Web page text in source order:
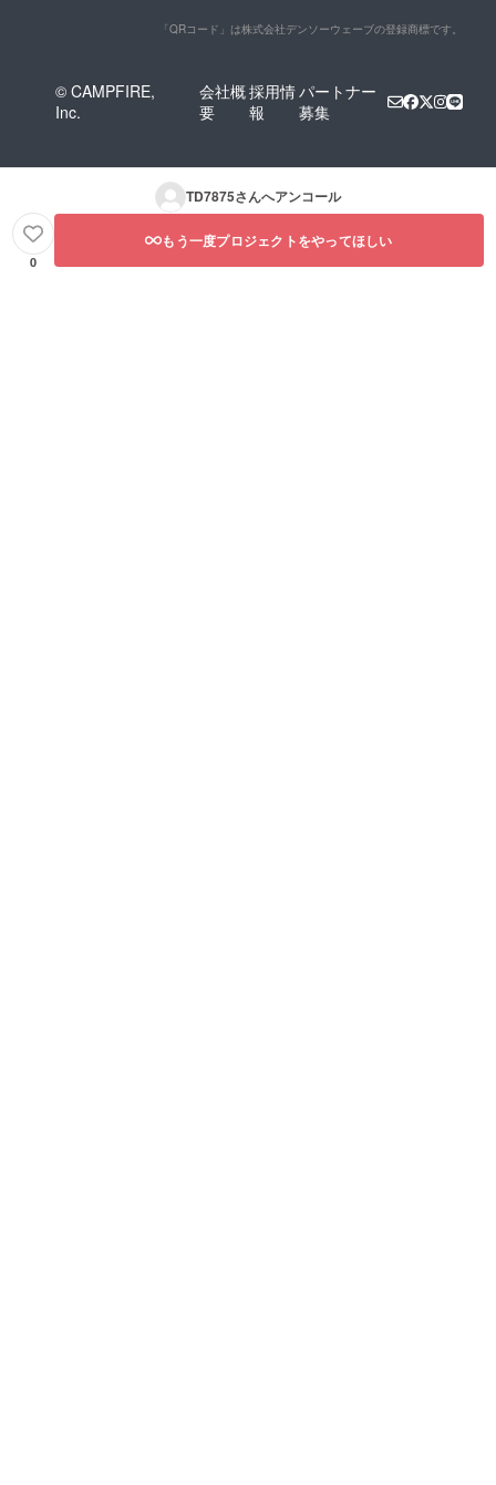
「QRコード」は株式会社デンソーウェーブの登録商標です。
© CAMPFIRE,
Inc.
会社概
要
採用情
報
パートナー
募集
TD7875さんへアンコール
0
もう一度プロジェクトをやってほしい